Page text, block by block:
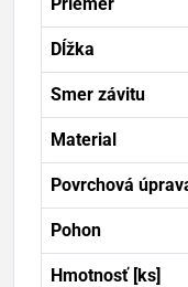
Dĺžka
Smer závitu
Material
Povrchová
Pohon
Hmotnosť [ks]